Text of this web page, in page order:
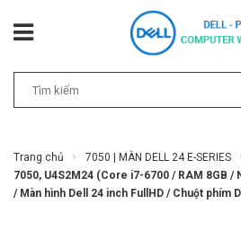
Trang chủ 7050 | MÀN DELL 24 E-SERIES
7050, U4S2M24 (Core i7-6700 / RAM 8GB /
/ Màn hình Dell 24 inch FullHD / Chuột phím